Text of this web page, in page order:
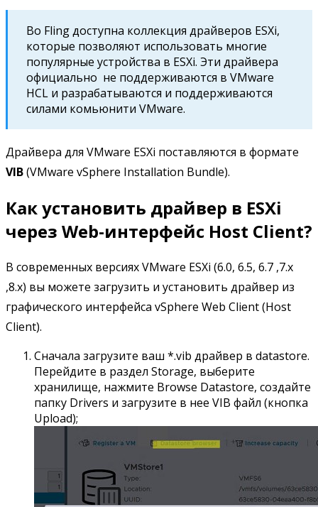
Во Fling доступна коллекция драйверов ESXi,
которые позволяют использовать многие
популярные устройства в ESXi. Эти драйвера
официально не поддерживаются в VMware
HCL и разрабатываются и поддерживаются
силами комьюнити VMware.
Драйвера для VMware ESXi поставляются в формате
VIB(VMware vSphere Installation Bundle).
Как установить драйвер в ESXi
через Web-интерфейс Host Client?
В современных версиях VMware ESXi (6.0, 6.5, 6.7 ,7.x
,8.x) вы можете загрузить и установить драйвер из
графического интерфейса vSphere Web Client (Host
Client).
Сначала загрузите ваш *.vib драйвер в datastore.
Перейдите в раздел Storage, выберите
хранилище, нажмите Browse Datastore, создайте
папку Drivers и загрузите в нее VIB файл (кнопка
Upload);